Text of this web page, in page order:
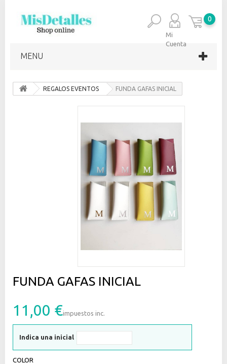
MENU
0
Mi
Cuenta
REGALOS EVENTOS FUNDA GAFAS INICIAL
FUNDA GAFAS INICIAL
11,00 €impuestos inc.
Indica una inicial
COLOR